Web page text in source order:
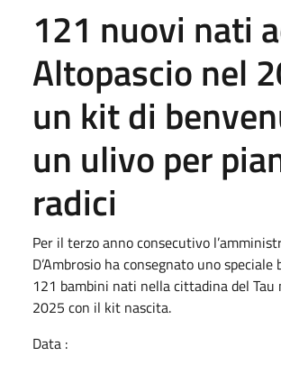
121 nuovi nati
Altopascio nel
un kit di
un ulivo per
radici
Per il terzo anno consecutivo
D’Ambrosio ha consegnato uno
121 bambini nati nella cittadina del Tau
2025 con il kit nascita.
Data :